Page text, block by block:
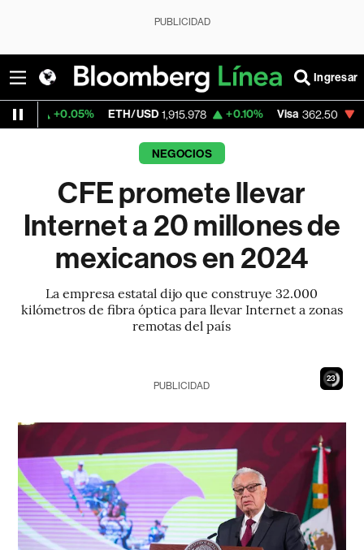
PUBLICIDAD
Ingresar
ETH/USD 1,915.978 +0.10% Visa 362.50 -2.15%
NEGOCIOS
CFE promete llevar
Internet a 20 millones de
mexicanos en 2024
La empresa estatal dijo que construye 32.000
kilómetros de fibra óptica para llevar Internet a zonas
remotas del país
22
PUBLICIDAD